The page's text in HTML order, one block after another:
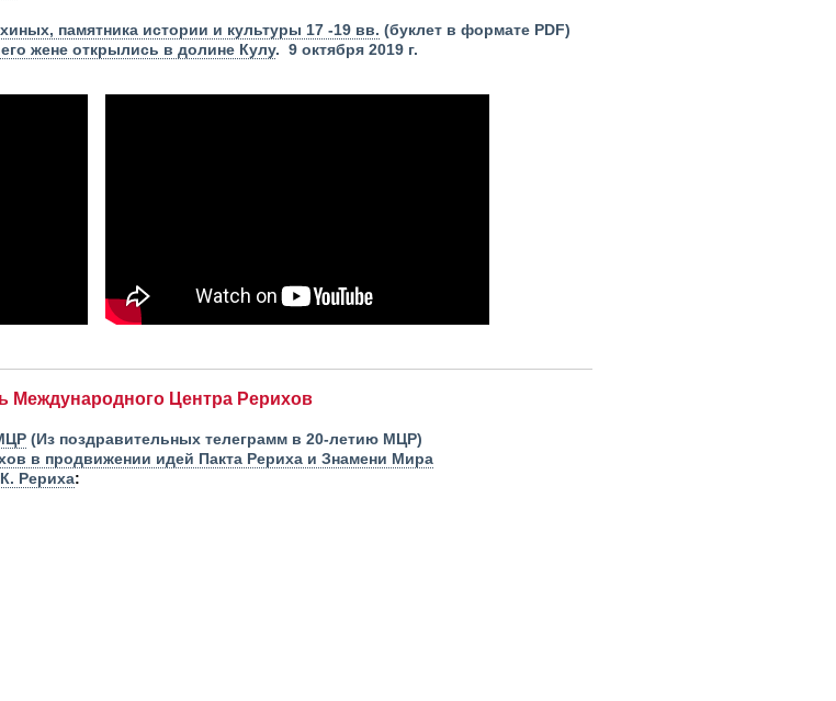
памятника истории и культуры 17 -19 вв. (буклет в формате PDF)
жене открылись в долине Кулу. 9 октября 2019 г.
Международного Центра Рерихов
(Из поздравительных телеграмм в 20-летию МЦР)
в продвижении идей Пакта Рериха и Знамени Мира
Рериха: